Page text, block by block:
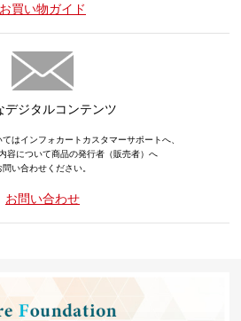
お買い物ガイド
デジタルコンテンツ
はインフォカートカスタマーサポートへ、
容について商品の発行者（販売者）へ
問い合わせください。
お問い合わせ